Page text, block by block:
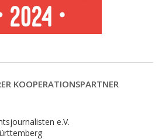
KOOPERATIONSPARTNER
e.V.